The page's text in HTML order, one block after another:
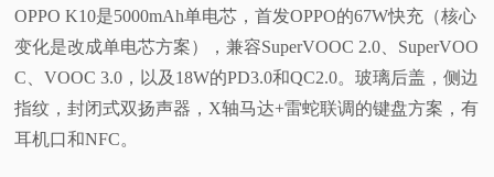
OPPO K10是5000mAh单电芯，首发OPPO的67W快充（核心
变化是改成单电芯方案），兼容SuperVOOC 2.0、SuperVOO
C、VOOC 3.0，以及18W的PD3.0和QC2.0。玻璃后盖，侧边
指纹，封闭式双扬声器，X轴马达+雷蛇联调的键盘方案，有
耳机口和NFC。